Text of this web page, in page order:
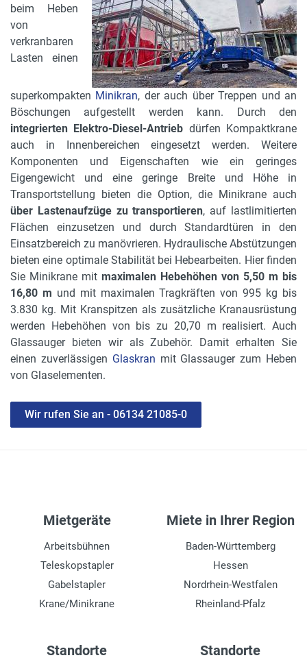
beim Heben
von
verkranbaren
Lasten einen
superkompakten Minikran, der auch über Treppen und an
Böschungen aufgestellt werden kann. Durch den
integrierten Elektro-Diesel-Antrieb dürfen Kompaktkrane
auch in Innenbereichen eingesetzt werden. Weitere
Komponenten und Eigenschaften wie ein geringes
Eigengewicht und eine geringe Breite und Höhe in
Transportstellung bieten die Option, die Minikrane auch
über Lastenaufzüge zu transportieren, auf lastlimitierten
Flächen einzusetzen und durch Standardtüren in den
Einsatzbereich zu manövrieren. Hydraulische Abstützungen
bieten eine optimale Stabilität bei Hebearbeiten. Hier finden
Sie Minikrane mit maximalen Hebehöhen von 5,50 m bis
16,80 m und mit maximalen Tragkräften von 995 kg bis
3.830 kg. Mit Kranspitzen als zusätzliche Kranausrüstung
werden Hebehöhen von bis zu 20,70 m realisiert. Auch
Glassauger bieten wir als Zubehör. Damit erhalten Sie
einen zuverlässigen Glaskran mit Glassauger zum Heben
von Glaselementen.
Wir rufen Sie an - 06134 21085-0
Mietgeräte
Arbeitsbühnen
Teleskopstapler
Gabelstapler
Krane/Minikrane
Miete in Ihrer Region
Baden-Württemberg
Hessen
Nordrhein-Westfalen
Rheinland-Pfalz
Standorte Standorte